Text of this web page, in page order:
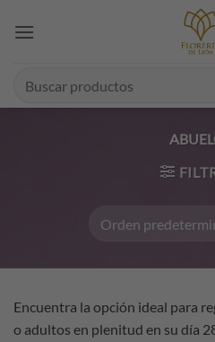
Encuentra la opción ideal para
o adultos en plenitud en su día